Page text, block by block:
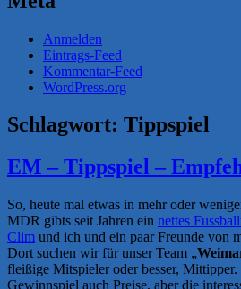
Anmelden
Eintrags-Feed
Kommentar-Feed
WordPress.org
Schlagwort: Tippspiel
EM – Tippspiel –
So, heute mal etwas in mehr oder
MDR gibts seit Jahren ein nettes
Clim und ich und ein paar Freunde von
Dort suchen wir für unser Team „
fleißige Mitspieler oder besser,
Gewinnspiel auch Preise, aber die